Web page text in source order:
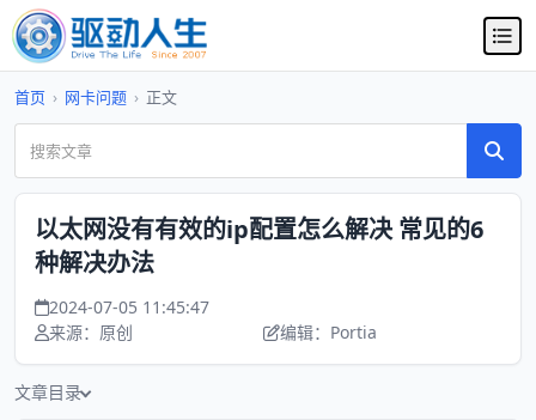
首页 › 网卡问题 › 正文
以太网没有有效的ip配置怎么解决 常见的6
种解决办法
2024-07-05 11:45:47
来源：原创
编辑：Portia
文章目录